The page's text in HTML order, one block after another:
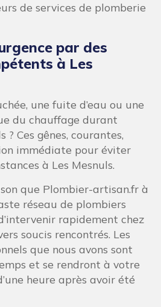
de services de plomberie
par des
à Les
une fuite d’eau ou une
du chauffage durant
? Ces gênes, courantes,
immédiate pour éviter
à Les Mesnuls.
que Plombier-artisan.fr à
réseau de plombiers
rapidement chez
soucis rencontrés. Les
que nous avons sont
et se rendront à votre
heure après avoir été